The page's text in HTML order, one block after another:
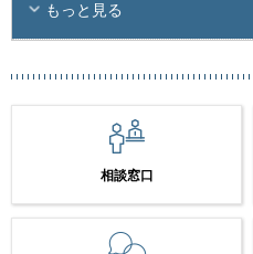
もっと見る
相談窓口